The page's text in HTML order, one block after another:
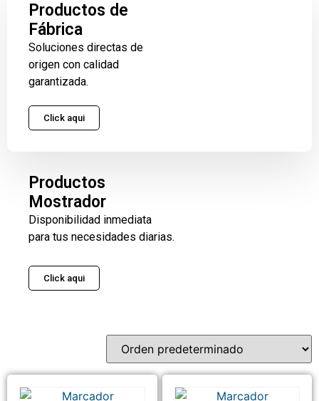
Productos de
Fábrica
Soluciones directas de
origen con calidad
garantizada.
Click aqui
Productos
Mostrador
Disponibilidad inmediata
para tus necesidades diarias.
Click aqui